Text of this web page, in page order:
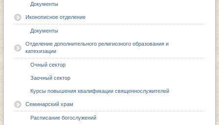
Документы
Иконописное отделение
Документы
Отделение дополнительного религиозного образования и
катехизации
Очный сектор
Заочный сектор
Курсы повышения квалификации священнослужителей
Семинарский храм
Расписание богослужений